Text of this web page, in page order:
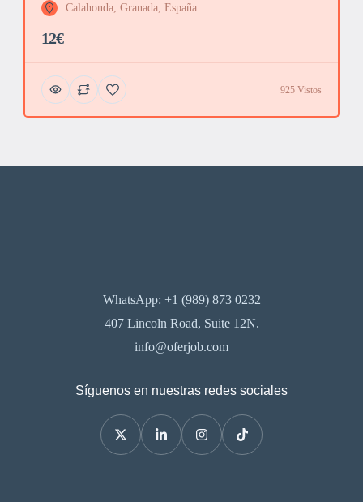
Calahonda, Granada, España
12€
925 Vistos
WhatsApp: +1 (989) 873 0232
407 Lincoln Road, Suite 12N.
info@oferjob.com
Síguenos en nuestras redes sociales